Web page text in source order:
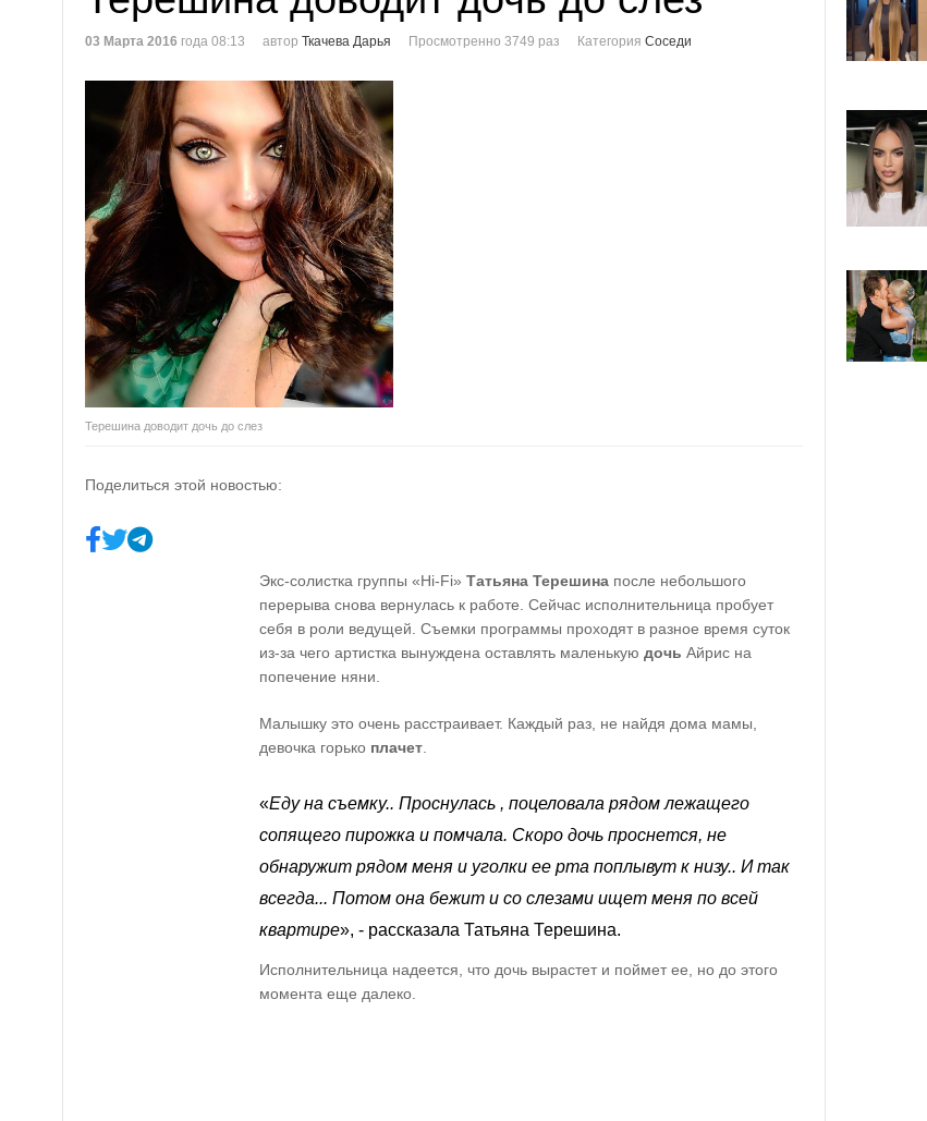
03 Марта 2016 года 08:13 автор Ткачева Дарья Просмотренно 3749 раз Категория Соседи
Терешина доводит дочь до слез
Поделиться этой новостью:
Экс-солистка группы «Hi-Fi» Татьяна Терешина после небольшого
перерыва снова вернулась к работе. Сейчас исполнительница пробует
себя в роли ведущей. Съемки программы проходят в разное время суток
из-за чего артистка вынуждена оставлять маленькую дочь Айрис на
попечение няни.
Малышку это очень расстраивает. Каждый раз, не найдя дома мамы,
девочка горько плачет
«Еду на съемку.. Проснулась , поцеловала рядом лежащего
сопящего пирожка и помчала. Скоро дочь проснется, не
обнаружит рядом меня и уголки ее рта поплывут к низу.. И так
всегда... Потом она бежит и со слезами ищет меня по всей
квартире», - рассказала Татьяна Терешина.
Исполнительница надеется, что дочь вырастет и поймет ее, но до этого
момента еще далеко.